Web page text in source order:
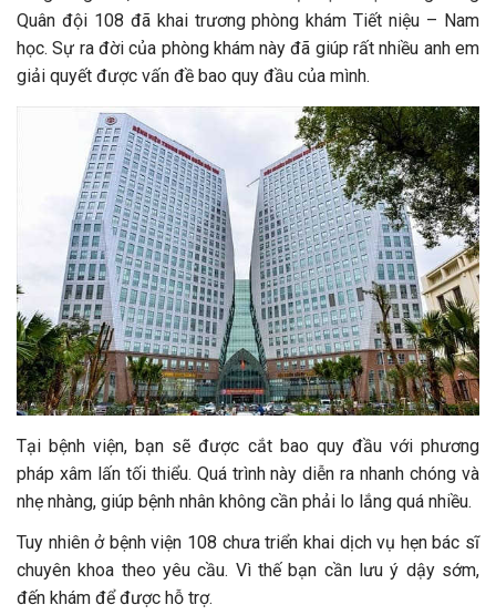
Quân đội 108 đã khai trương phòng khám Tiết niệu – Nam
học. Sự ra đời của phòng khám này đã giúp rất nhiều anh em
giải quyết được vấn đề bao quy đầu của mình.
Tại bệnh viện, bạn sẽ được cắt bao quy đầu với phương
pháp xâm lấn tối thiểu. Quá trình này diễn ra nhanh chóng và
nhẹ nhàng, giúp bệnh nhân không cần phải lo lắng quá nhiều.
Tuy nhiên ở bệnh viện 108 chưa triển khai dịch vụ hẹn bác sĩ
chuyên khoa theo yêu cầu. Vì thế bạn cần lưu ý dậy sớm,
đến khám để được hỗ trợ.